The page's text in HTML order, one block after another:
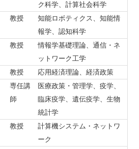
ク科学、計算社会科学
教授
知能ロボティクス、知能情
報学、認知科学
教授
情報学基礎理論、通信・ネ
ットワーク工学
教授
応用経済理論、経済政策
専任講
師
医療政策・管理学、疫学、
臨床疫学、遺伝疫学、生物
統計学
教授
計算機システム・ネットワ
ーク